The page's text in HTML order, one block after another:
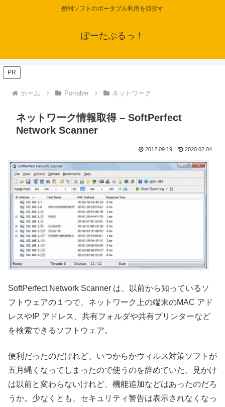
便利ソフトのポータブル利用を目指す
ぽーたぶるっ！
PR
ホーム Portable ネットワーク
ネットワーク情報取得 – SoftPerfect
Network Scanner
2012.09.19 2020.02.04
SoftPerfect Network Scanner は、以前から知っているソ
フトウェアの１つで、ネットワーク上の端末のMAC アド
レスやIP アドレス、共有フォルダや共有プリンターなど
を検索できるソフトウェア。
便利だったのだけれど、いつからかウィルス対策ソフトが
五月蝿くなってしまったので使うのを辞めていた。見かけ
は以前と変わらないけれど、機能追加などはあったのだろ
うか。少なくとも、セキュリティ警告は表示されなくなっ